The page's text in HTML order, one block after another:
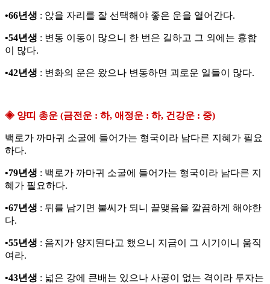
•66년생 : 앉을 자리를 잘 선택해야 좋은 운을 열어간다.
•54년생 : 변동 이동이 많으니 한 번은 길하고 그 외에는 흉함
이 많다.
•42년생 : 변화의 운은 왔으나 변동하면 괴로운 일들이 많다.
◈ 양띠 총운 (금전운 : 하, 애정운 : 하, 건강운 : 중)
백로가 까마귀 소굴에 들어가는 형국이라 남다른 지혜가 필요
하다.
•79년생 : 백로가 까마귀 소굴에 들어가는 형국이라 남다른 지
혜가 필요하다.
•67년생 : 뒤를 남기면 불씨가 되니 끝맺음을 깔끔하게 해야한
다.
•55년생 : 음지가 양지된다고 했으니 지금이 그 시기이니 움직
여라.
•43년생 : 넓은 강에 큰배는 있으나 사공이 없는 격이라 투자는